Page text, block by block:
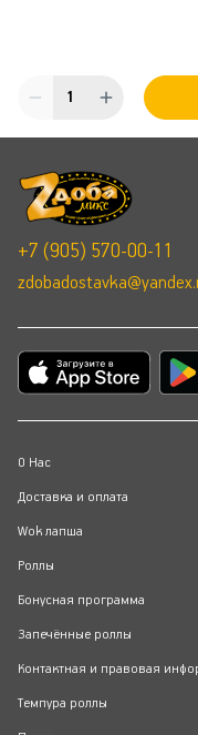
1
+7 (905) 570-00-11
О Нас
Доставка и оплата
Wok лапша
Роллы
Бонусная программа
Запечённые роллы
Контактная и правовая
Темпура роллы